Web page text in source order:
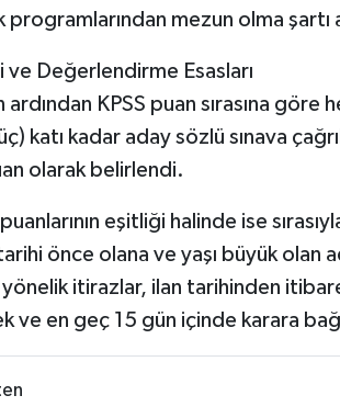
programlarından mezun olma şartı
ve Değerlendirme Esasları
ardından KPSS puan sırasına
katı kadar aday sözlü sınava
olarak belirlendi.
eşitliği halinde ise
önce olana ve yaşı büyük olan
yönelik itirazlar, ilan tarihinden
ve en geç 15 gün içinde karara